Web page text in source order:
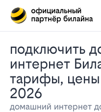
Подключить домашний
интернет
тарифы, цены
2026
домашний интернет